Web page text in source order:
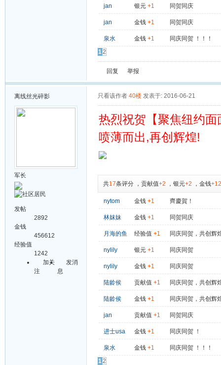
jan 银元 +1 同贺同庆
jan 金钱 +1 同贺同庆
泉水 金钱 +1
同庆同贺 ！！！
12
回复 举报
离线丝光碎影
军长
发帖
2892
金钱
456612
经验值
1242
加关
注
发消
息
只看该作者 40楼 发表于: 2016-06-21
热烈祝贺【聚焦纽约
喷薄而出,再创辉煌!
共17条评分 ， 贡献值+2 ， 银元+2 ， 金钱+12
nytom 金钱 +1 齊慶賀！
林妺妹 金钱 +1 同贺同庆
月海的鱼 经验值 +1 同庆同贺，共创辉
nylily 银元 +1 同庆同贺
nylily 金钱 +1 同庆同贺
陆龄侯 贡献值 +1 同庆同贺，共创辉
陆龄侯 金钱 +1 同庆同贺，共创辉
jan 贡献值 +1 同贺同庆
进士usa 金钱 +1 同庆同贺 ！
泉水 金钱 +1
同庆同贺 ！！！
12